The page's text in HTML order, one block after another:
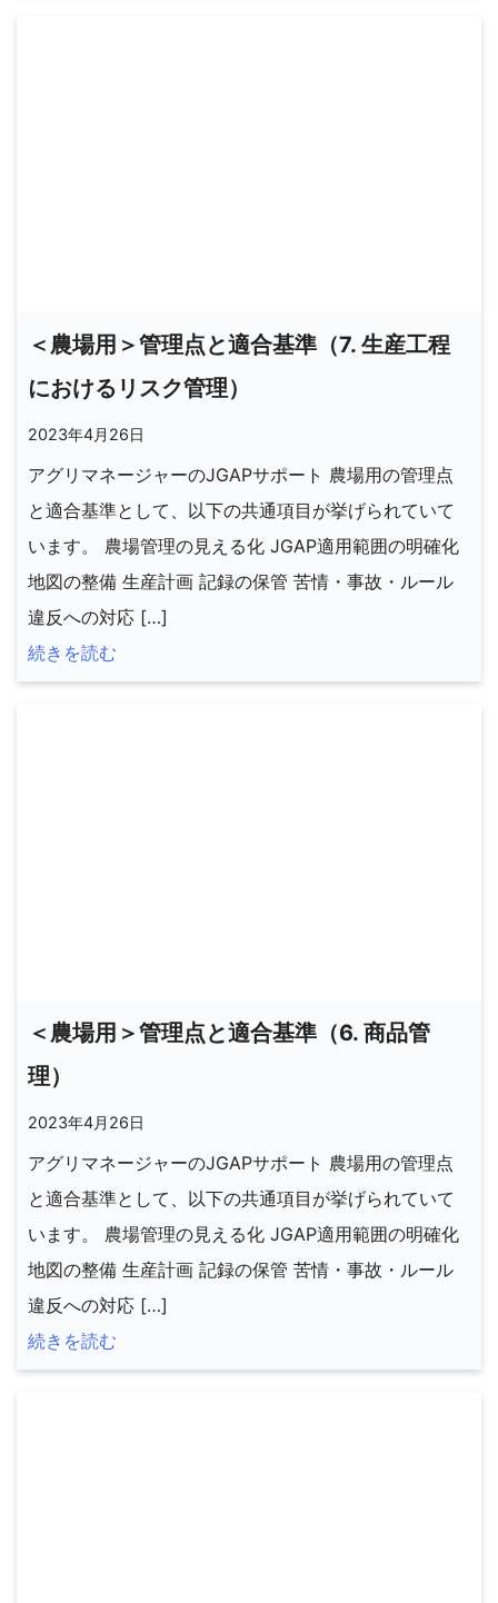
＜農場用＞管理点と適合基準（7. 生産工程
におけるリスク管理）
2023年4月26日
アグリマネージャーのJGAPサポート 農場用の管理点
と適合基準として、以下の共通項目が挙げられていて
います。 農場管理の見える化 JGAP適用範囲の明確化
地図の整備 生産計画 記録の保管 苦情・事故・ルール
違反への対応 […]
続きを読む
＜農場用＞管理点と適合基準（6. 商品管
理）
2023年4月26日
アグリマネージャーのJGAPサポート 農場用の管理点
と適合基準として、以下の共通項目が挙げられていて
います。 農場管理の見える化 JGAP適用範囲の明確化
地図の整備 生産計画 記録の保管 苦情・事故・ルール
違反への対応 […]
続きを読む